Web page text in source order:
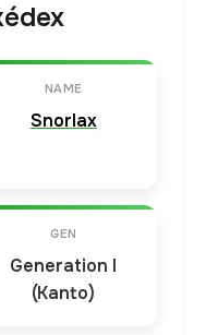
NAME
Snorlax
GEN
Generation I
(Kanto)